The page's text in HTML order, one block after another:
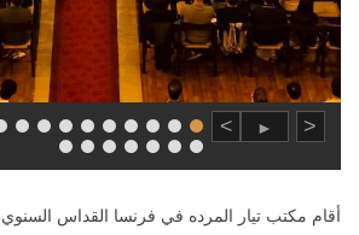
<
►
>
أقام مكتب تيار المرده في فرنسا القداس السنوي